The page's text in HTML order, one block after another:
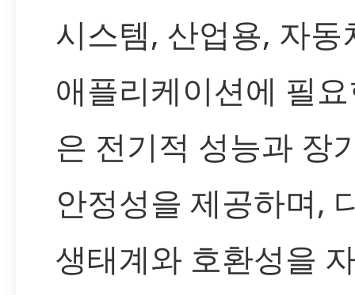
시스템, 산업용, 자동
애플리케이션에 필
은 전기적 성능과 장
안정성을 제공하며,
생태계와 호환성을